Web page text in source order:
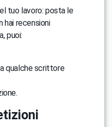
tuo lavoro: posta le
hai recensioni
puoi:
qualche scrittore